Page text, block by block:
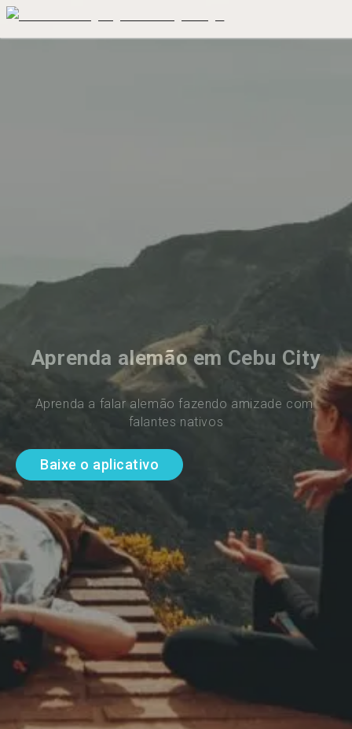
Aprenda alemão em Cebu City
Aprenda a falar alemão fazendo amizade com
falantes nativos
Baixe o aplicativo